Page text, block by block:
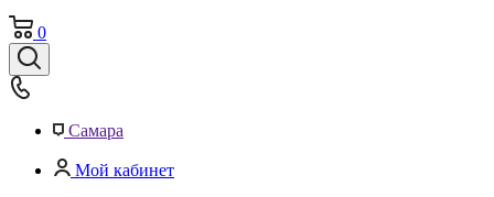
0
Самара
Мой кабинет